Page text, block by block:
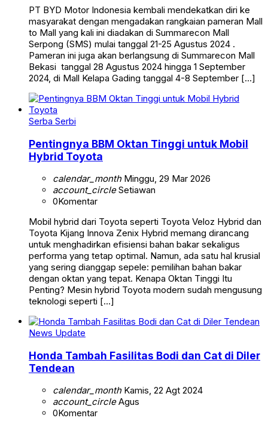
PT BYD Motor Indonesia kembali mendekatkan diri ke
masyarakat dengan mengadakan rangkaian pameran Mall
to Mall yang kali ini diadakan di Summarecon Mall
Serpong (SMS) mulai tanggal 21-25 Agustus 2024 .
Pameran ini juga akan berlangsung di Summarecon Mall
Bekasi tanggal 28 Agustus 2024 hingga 1 September
2024, di Mall Kelapa Gading tanggal 4-8 September […]
Serba Serbi
Pentingnya BBM Oktan Tinggi untuk Mobil
Hybrid Toyota
calendar_monthMinggu, 29 Mar 2026
account_circleSetiawan
0Komentar
Mobil hybrid dari Toyota seperti Toyota Veloz Hybrid dan
Toyota Kijang Innova Zenix Hybrid memang dirancang
untuk menghadirkan efisiensi bahan bakar sekaligus
performa yang tetap optimal. Namun, ada satu hal krusial
yang sering dianggap sepele: pemilihan bahan bakar
dengan oktan yang tepat. Kenapa Oktan Tinggi Itu
Penting? Mesin hybrid Toyota modern sudah mengusung
teknologi seperti […]
News Update
Honda Tambah Fasilitas Bodi dan Cat di Diler
Tendean
calendar_monthKamis, 22 Agt 2024
account_circleAgus
0Komentar